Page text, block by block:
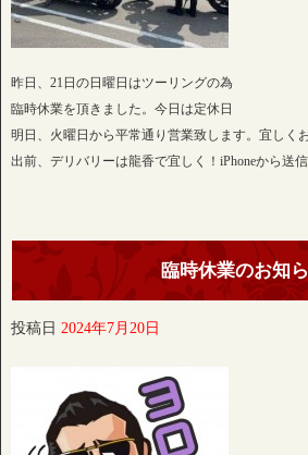
昨日、21日の日曜日はツーリングの為
臨時休業を頂きました。今日は定休日
明日、火曜日から平常通り営業致します。宜しく
出前、デリバリーは龍香で宜しく！iPhoneから送信
臨時休業のお知
投稿日 2024年7月20日